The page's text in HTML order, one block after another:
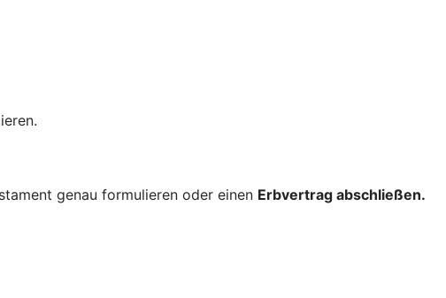
genau formulieren oder einen Erbvertrag abschließen.